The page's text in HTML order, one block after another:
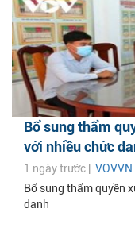
Bổ sung thẩm
với nhiều chức
1 ngày trước | VOVVN
Bổ sung thẩm quyền
danh